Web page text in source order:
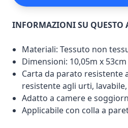
INFORMAZIONI SU QUESTO
Materiali: Tessuto non
Dimensioni: 10,05m x 53cm
Carta da parato resistente
resistente agli urti,
Adatto a camere e
Applicabile con colla a